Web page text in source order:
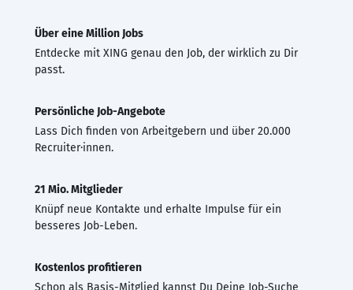
Über eine Million Jobs
Entdecke mit XING genau den Job, der wirklich zu Dir
passt.
Persönliche Job-Angebote
Lass Dich finden von Arbeitgebern und über 20.000
Recruiter·innen.
21 Mio. Mitglieder
Knüpf neue Kontakte und erhalte Impulse für ein
besseres Job-Leben.
Kostenlos profitieren
Schon als Basis-Mitglied kannst Du Deine Job-Suche